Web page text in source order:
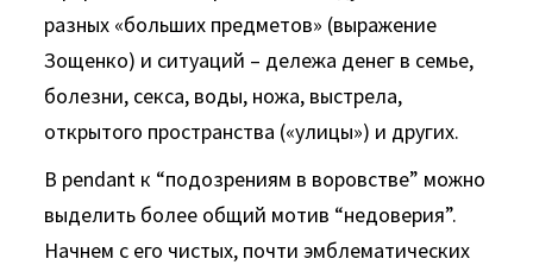
разных «больших предметов» (выражение
Зощенко) и ситуаций – дележа денег в семье,
болезни, секса, воды, ножа, выстрела,
открытого пространства («улицы») и других.
В pendant к “подозрениям в воровстве” можно
выделить более общий мотив “недоверия”.
Начнем с его чистых, почти эмблематических